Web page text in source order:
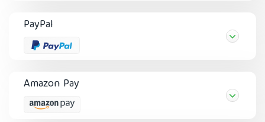
PayPal
Amazon Pay